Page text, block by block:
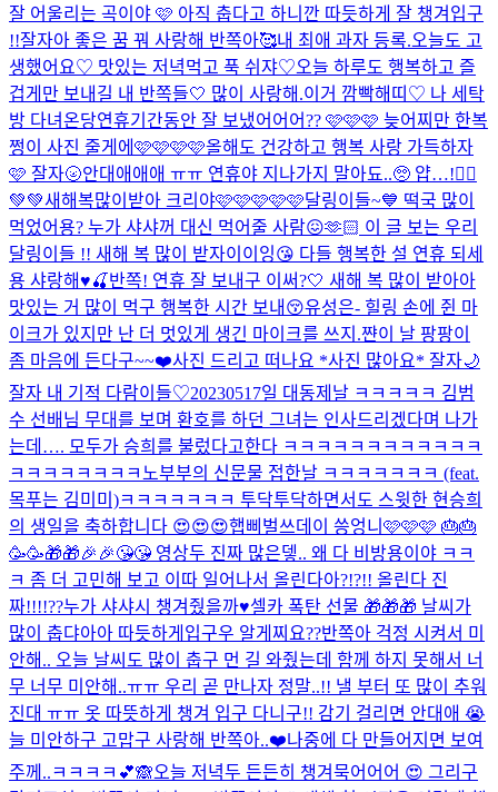
잘 어울리는 곡이야 🩷 아직 춥다고 하니깐 따듯하게 잘 챙겨입구
!!잘자아 좋은 꿈 꿔 사랑해 반쪽아🥰내 최애 과자 등록.오늘도 고
생했어요♡ 맛있는 저녁먹고 푹 쉬쟈♡오늘 하루도 행복하고 즐
겁게만 보내길 내 반쪽들🤍 많이 사랑해.이거 깜빡해띠♡ 나 세탁
방 다녀온당연휴기간동안 잘 보냈어어어?? 🩷🩷🩷 늦어찌만 한복
쩡이 사진 줄게에🩷🩷🩷🩷올해도 건강하고 행복 사랑 가득하자
🩷 잘자🌝안대애애애 ㅠㅠ 연휴야 지나가지 말아됴..🥺 얍…!🧚‍♀️
💚💚새해복많이받아 크리야🩷🩷🩷🩷🩷달링이들~💙 떡국 많이
먹었어용? 누가 샤샤꺼 대신 먹어줄 사람😖🫶🏻 이 글 보는 우리
달링이들 !! 새해 복 많이 받자이이잉😘 다들 행복한 설 연휴 되세
용 샤랑해♥️🍒 반쪽! 연휴 잘 보내구 이써?🤍 새해 복 많이 받아아
맛있는 거 많이 먹구 행복한 시간 보내😚유성은- 힐링 손에 쥔 마
이크가 있지만 난 더 멋있게 생긴 마이크를 쓰지.쨘이 날 팡팡이
좀 마음에 든다구~~❤️사진 드리고 떠나요 *사진 많아요* 잘자🌙
잘자 내 기적 다람이들♡20230517일 대동제날 ㅋㅋㅋㅋㅋ 김범
수 선배님 무대를 보며 환호를 하던 그녀는 인사드리겠다며 나가
는데…. 모두가 승희를 불렀다고한다 ㅋㅋㅋㅋㅋㅋㅋㅋㅋㅋㅋㅋ
ㅋㅋㅋㅋㅋㅋㅋㅋ 노부부의 신문물 접한날 ㅋㅋㅋㅋㅋㅋㅋ (feat.
목푸는 김미미)ㅋㅋㅋㅋㅋㅋㅋ 투닥투닥하면서도 스윗한 현승희
의 생일을 축하합니다 😍😍😍햅삐벌쓰데이 씅엉니🩷🩷🩷 🎂🎂
🥳🥳🎁🎁🎉🎉😘😘 영상두 진짜 많은뎋.. 왜 다 비방용이야 ㅋㅋ
ㅋ 좀 더 고민해 보고 이따 일어나서 올린다아?!?!! 올린다 진
짜!!!!??누가 샤샤시 챙겨줬을까♥️셀카 폭탄 선물 🎁🎁🎁 날씨가
많이 춥댜아아 따듯하게입구우 알게찌요??반쪽아 걱정 시켜서 미
안해.. 오늘 날씨도 많이 춥구 먼 길 와줬는데 함께 하지 못해서 너
무 너무 미안해..ㅠㅠ 우리 곧 만나자 정말..!! 낼 부터 또 많이 추워
진대 ㅠㅠ 옷 따뜻하게 챙겨 입구 다니구!! 감기 걸리면 안대애 😭
늘 미안하구 고맙구 사랑해 반쪽아..❤️나중에 다 만들어지면 보여
주께..ㅋㅋㅋㅋ💕🙈오늘 저녁두 든든히 챙겨묵어어어 😍 그리구